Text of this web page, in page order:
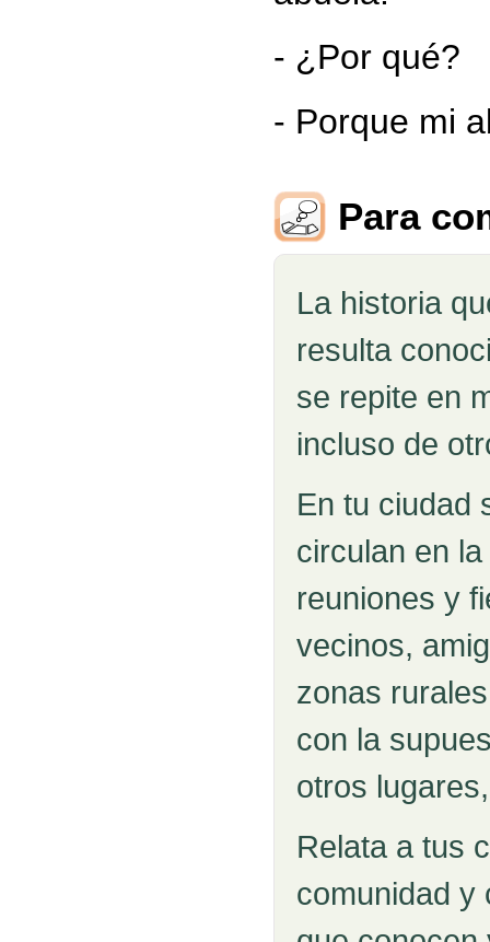
- ¿Por qué?
- Porque mi
Para
La historia
resulta
se repite en
incluso de
En tu ciudad
circulan en
reuniones y
vecinos,
zonas
con la
otros
Relata a tus
comunidad y